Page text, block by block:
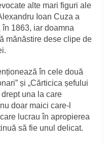
alte mari figuri ale
Ioan Cuza a
1863, iar doamna
mănăstire dese clipe de
în cele două
și „Cărticica șefului
una la care
doar maici care-l
lucrau în apropierea
să fie unul delicat.